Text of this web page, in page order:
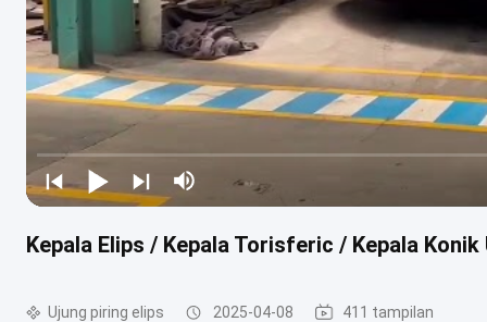
Kepala Elips / Kepala Torisferic / Kepala
Ujung piring elips 2025-04-08 411 tampilan